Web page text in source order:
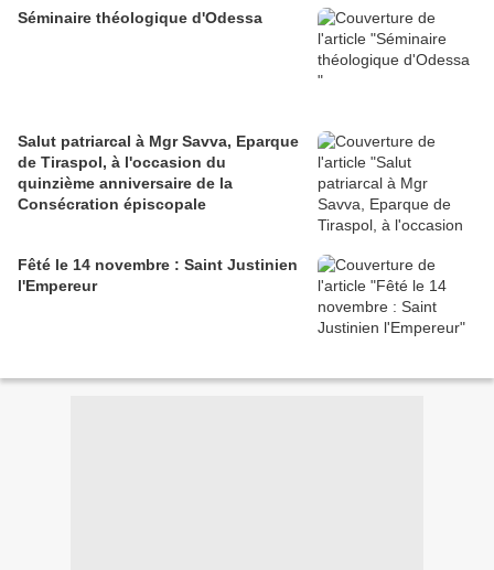
Séminaire théologique d'Odessa
Salut patriarcal à Mgr Savva, Eparque
de Tiraspol, à l'occasion du
quinzième anniversaire de la
Consécration épiscopale
Fêté le 14 novembre : Saint Justinien
l'Empereur